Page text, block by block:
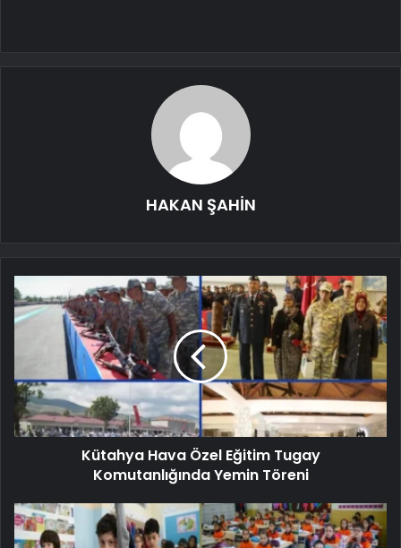
HAKAN ŞAHİN
Kütahya Hava Özel Eğitim Tugay
Komutanlığında Yemin Töreni